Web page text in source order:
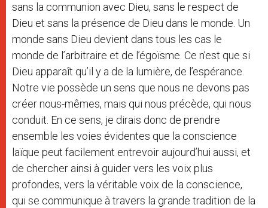
sans la communion avec Dieu, sans le respect de
Dieu et sans la présence de Dieu dans le monde. Un
monde sans Dieu devient dans tous les cas le
monde de l’arbitraire et de l’égoïsme. Ce n’est que si
Dieu apparaît qu’il y a de la lumière, de l’espérance.
Notre vie possède un sens que nous ne devons pas
créer nous-mêmes, mais qui nous précède, qui nous
conduit. En ce sens, je dirais donc de prendre
ensemble les voies évidentes que la conscience
laïque peut facilement entrevoir aujourd’hui aussi, et
de chercher ainsi à guider vers les voix plus
profondes, vers la véritable voix de la conscience,
qui se communique à travers la grande tradition de la